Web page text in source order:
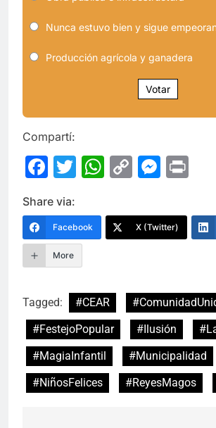
Nunca estuvo bien y sigue
Producción agrícola y ganadera
Votar
Compartí:
Facebook
Twitter
WhatsApp
Copy
Share via:
Facebook X (Twitter)
More
Tagged: #CEAR
#FestejoPopular
#Ilusión
#MagiaInfantil
#Municipalidad
#NiñosFelices
#ReyesMagos